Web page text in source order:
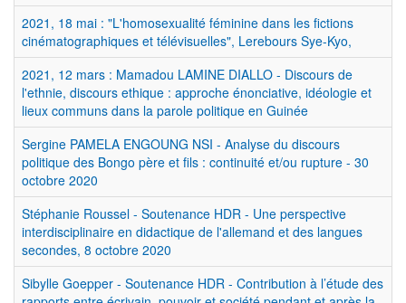
2021, 18 mai : "L'homosexualité féminine dans les fictions
cinématographiques et télévisuelles", Lerebours Sye-Kyo,
2021, 12 mars : Mamadou LAMINE DIALLO - Discours de
l'ethnie, discours ethique : approche énonciative, idéologie et
lieux communs dans la parole politique en Guinée
Sergine PAMELA ENGOUNG NSI - Analyse du discours
politique des Bongo père et fils : continuité et/ou rupture - 30
octobre 2020
Stéphanie Roussel - Soutenance HDR - Une perspective
interdisciplinaire en didactique de l'allemand et des langues
secondes, 8 octobre 2020
Sibylle Goepper - Soutenance HDR - Contribution à l’étude des